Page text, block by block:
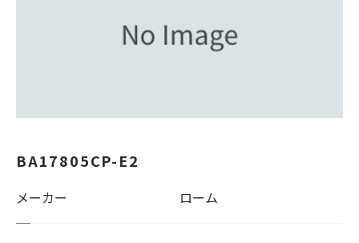
BA17805CP-E2
メーカー ローム